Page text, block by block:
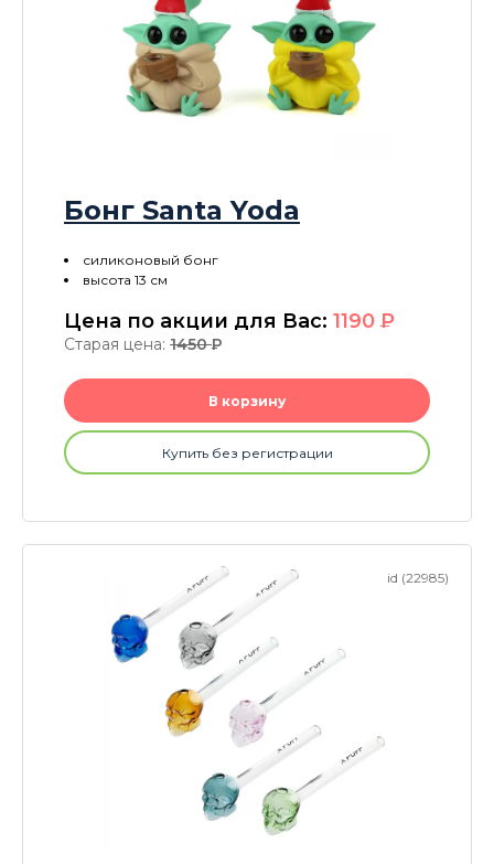
Бонг Santa Yoda
силиконовый бонг
высота 13 см
Цена по акции для Вас: 1190 P
Старая цена: 1450P
В корзину
Купить без регистрации
id (22985)